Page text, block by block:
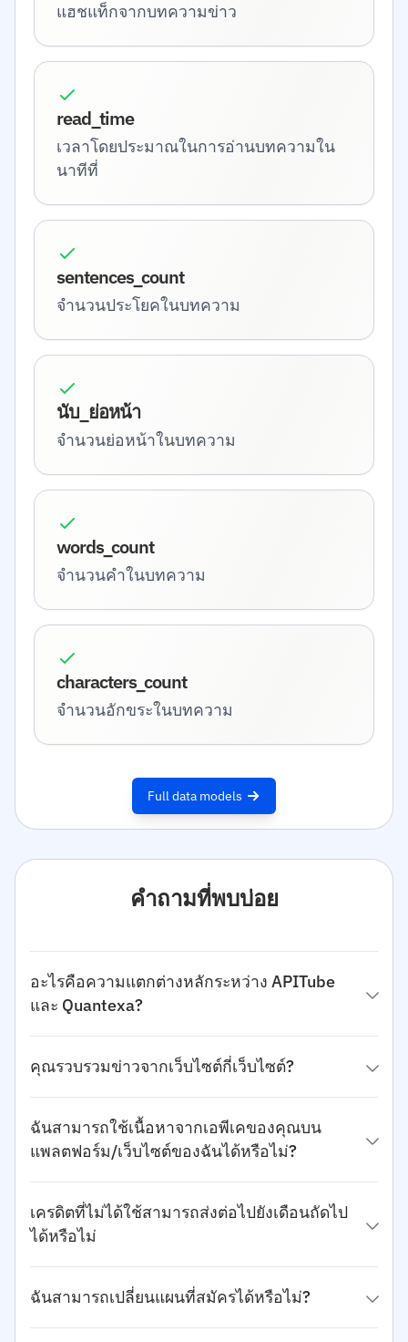
แฮชแท็กจากบทความข่าว
read_time
เวลาโดยประมาณในการอ่านบทความใน
นาทีที่
sentences_count
จำนวนประโยคในบทความ
นับ_ย่อหน้า
จำนวนย่อหน้าในบทความ
words_count
จำนวนคำในบทความ
characters_count
จำนวนอักขระในบทความ
Full data models
คำถามที่พบบ่อย
อะไรคือความแตกต่างหลักระหว่าง APITube
และ Quantexa?
คุณรวบรวมข่าวจากเว็บไซต์กี่เว็บไซต์?
ฉันสามารถใช้เนื้อหาจากเอพีเคของคุณบน
แพลตฟอร์ม/เว็บไซต์ของฉันได้หรือไม่?
เครดิตที่ไม่ได้ใช้สามารถส่งต่อไปยังเดือนถัดไป
ได้หรือไม่
ฉันสามารถเปลี่ยนแผนที่สมัครได้หรือไม่?